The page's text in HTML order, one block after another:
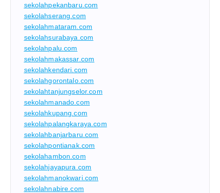
sekolahpekanbaru.com
sekolahserang.com
sekolahmataram.com
sekolahsurabaya.com
sekolahpalu.com
sekolahmakassar.com
sekolahkendari.com
sekolahgorontalo.com
sekolahtanjungselor.com
sekolahmanado.com
sekolahkupang.com
sekolahpalangkaraya.com
sekolahbanjarbaru.com
sekolahpontianak.com
sekolahambon.com
sekolahjayapura.com
sekolahmanokwari.com
sekolahnabire.com